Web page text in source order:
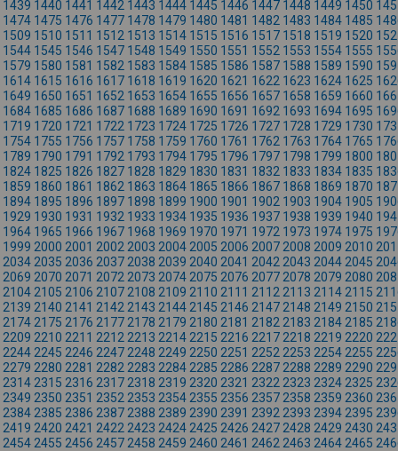
1439 1440 1441 1442 1443 1444 1445 1446 1447 1448 1449 1450
1474 1475 1476 1477 1478 1479 1480 1481 1482 1483 1484 1485
1509 1510 1511 1512 1513 1514 1515 1516 1517 1518 1519 1520
1544 1545 1546 1547 1548 1549 1550 1551 1552 1553 1554 1555
1579 1580 1581 1582 1583 1584 1585 1586 1587 1588 1589 1590
1614 1615 1616 1617 1618 1619 1620 1621 1622 1623 1624 1625
1649 1650 1651 1652 1653 1654 1655 1656 1657 1658 1659 1660
1684 1685 1686 1687 1688 1689 1690 1691 1692 1693 1694 1695
1719 1720 1721 1722 1723 1724 1725 1726 1727 1728 1729 1730
1754 1755 1756 1757 1758 1759 1760 1761 1762 1763 1764 1765
1789 1790 1791 1792 1793 1794 1795 1796 1797 1798 1799 1800
1824 1825 1826 1827 1828 1829 1830 1831 1832 1833 1834 1835
1859 1860 1861 1862 1863 1864 1865 1866 1867 1868 1869 1870
1894 1895 1896 1897 1898 1899 1900 1901 1902 1903 1904 1905
1929 1930 1931 1932 1933 1934 1935 1936 1937 1938 1939 1940
1964 1965 1966 1967 1968 1969 1970 1971 1972 1973 1974 1975
1999 2000 2001 2002 2003 2004 2005 2006 2007 2008 2009 2010
2034 2035 2036 2037 2038 2039 2040 2041 2042 2043 2044 2045
2069 2070 2071 2072 2073 2074 2075 2076 2077 2078 2079 2080
2104 2105 2106 2107 2108 2109 2110 2111 2112 2113 2114 2115
2139 2140 2141 2142 2143 2144 2145 2146 2147 2148 2149 2150
2174 2175 2176 2177 2178 2179 2180 2181 2182 2183 2184 2185
2209 2210 2211 2212 2213 2214 2215 2216 2217 2218 2219 2220
2244 2245 2246 2247 2248 2249 2250 2251 2252 2253 2254 2255
2279 2280 2281 2282 2283 2284 2285 2286 2287 2288 2289 2290
2314 2315 2316 2317 2318 2319 2320 2321 2322 2323 2324 2325
2349 2350 2351 2352 2353 2354 2355 2356 2357 2358 2359 2360
2384 2385 2386 2387 2388 2389 2390 2391 2392 2393 2394 2395
2419 2420 2421 2422 2423 2424 2425 2426 2427 2428 2429 2430
2454 2455 2456 2457 2458 2459 2460 2461 2462 2463 2464 2465